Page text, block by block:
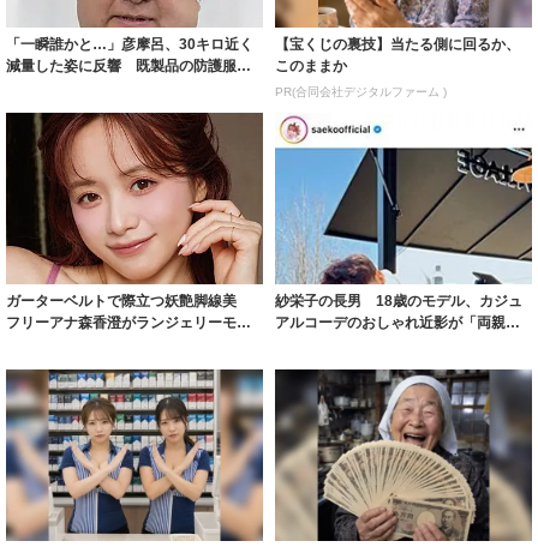
「一瞬誰かと…」彦摩呂、30キロ近く
減量した姿に反響 既製品の防護服が
【宝くじの裏技】当たる側に回るか、
このままか
PR(合同会社デジタルファーム )
ガーターベルトで際立つ妖艶脚線美
フリーアナ森香澄がランジェリーモデ
紗栄子の長男 18歳のモデル、カジュ
アルコーデのおしゃれ近影が「両親の